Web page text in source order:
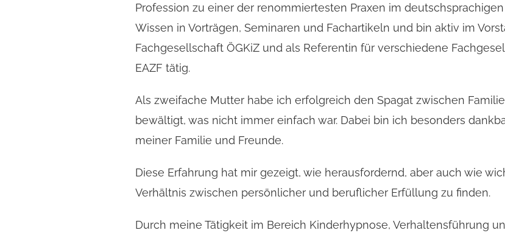
Profession zu einer der renommiertesten Praxen im
Wissen in Vorträgen, Seminaren und Fachartikeln und bin aktiv im
Fachgesellschaft ÖGKiZ und als Referentin für verschiedene
EAZF tätig.
Als zweifache Mutter habe ich erfolgreich den Spagat zwischen
bewältigt, was nicht immer einfach war. Dabei bin ich besonders
meiner Familie und Freunde.
Diese Erfahrung hat mir gezeigt, wie herausfordernd, aber auch wie
Verhältnis zwischen persönlicher und beruflicher Erfüllung zu finden.
Durch meine Tätigkeit im Bereich Kinderhypnose, Verhaltensführung